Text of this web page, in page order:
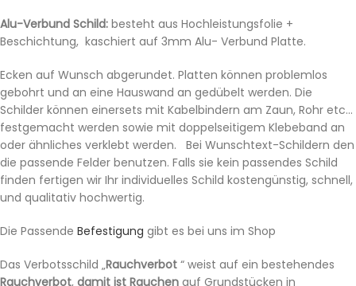
Alu-Verbund Schild: besteht aus Hochleistungsfolie +
Beschichtung, kaschiert auf 3mm Alu- Verbund Platte.
Ecken auf Wunsch abgerundet. Platten können problemlos
gebohrt und an eine Hauswand an gedübelt werden. Die
Schilder können einersets mit Kabelbindern am Zaun, Rohr etc…
festgemacht werden sowie mit doppelseitigem Klebeband an
oder ähnliches verklebt werden. Bei Wunschtext-Schildern den
die passende Felder benutzen. Falls sie kein passendes Schild
finden fertigen wir Ihr individuelles Schild kostengünstig, schnell,
und qualitativ hochwertig.
Die Passende Befestigung gibt es bei uns im Shop
Das Verbotsschild „Rauchverbot “ weist auf ein bestehendes
Rauchverbot, damit ist Rauchen auf Grundstücken in